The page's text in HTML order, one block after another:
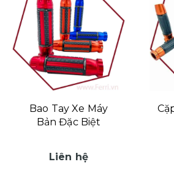
Bao Tay Xe Máy
Bản Đặc Biệt
Liên hệ